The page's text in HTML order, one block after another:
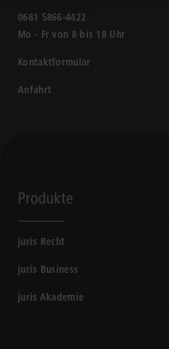
0681 5866-4422
Mo - Fr von 8 bis 18 Uhr
Kontaktformular
Anfahrt
Produkte
juris Recht
juris Business
juris Akademie